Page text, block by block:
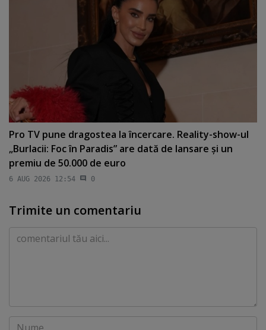
Pro TV pune dragostea la încercare. Reality-show-ul
„Burlacii: Foc în Paradis” are dată de lansare şi un
premiu de 50.000 de euro
6 AUG 2026 12:54 0
Trimite un comentariu
Comentariu
Nume